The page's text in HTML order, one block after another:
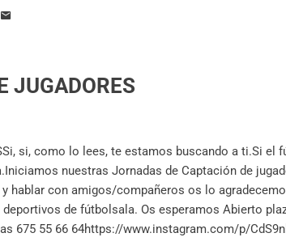
JUGADORES
si, como lo lees, te estamos buscando a ti.Si el
nuestras Jornadas de Captación de
hablar con amigos/compañeros os lo
de fútbolsala. Os esperamos Abierto
675 55 66 64https://www.instagram.com/p/